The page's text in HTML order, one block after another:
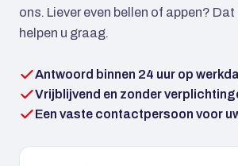
ons. Liever even bellen of appen? Dat
helpen u graag.
Antwoord binnen 24 uur op
Vrijblijvend en zonder
Een vaste contactpersoon voor